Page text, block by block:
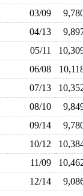
03/09
04/13
05/11
06/08
07/13
08/10
09/14
10/12
11/09
12/14